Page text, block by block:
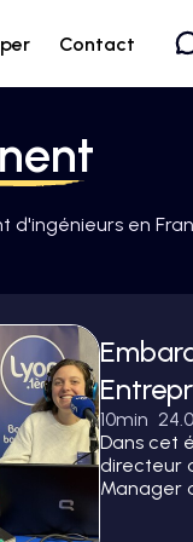
Contact
d'ingénieurs en
10min
Dans cet
directeur
Manager